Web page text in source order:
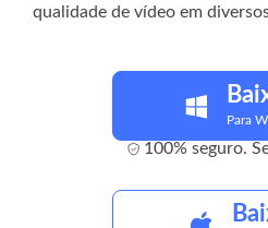
qualidade de vídeo em
Para
100% seguro.